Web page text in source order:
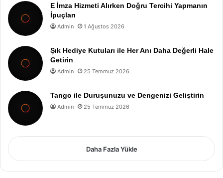
E İmza Hizmeti Alırken Doğru Tercihi Yapmanın
İpuçları
Admin 1 Ağustos 2026
Şık Hediye Kutuları ile Her Anı Daha Değerli Hale
Getirin
Admin 25 Temmuz 2026
Tango ile Duruşunuzu ve Dengenizi Geliştirin
Admin 25 Temmuz 2026
Daha Fazla Yükle